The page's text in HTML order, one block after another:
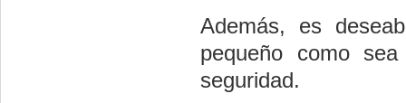
Además, es
pequeño como
seguridad.